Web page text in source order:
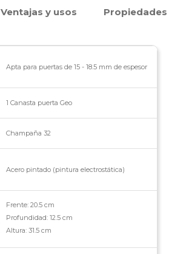
Ventajas y usos Propiedades
Apta para puertas de 15 - 18.5 mm de espesor
1 Canasta puerta Geo
Champaña 32
Acero pintado (pintura electrostática)
Frente: 20.5 cm
Profundidad: 12.5 cm
Altura: 31.5 cm